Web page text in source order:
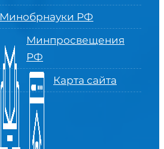
Минобрнауки РФ
Минпросвещения
РФ
Карта сайта